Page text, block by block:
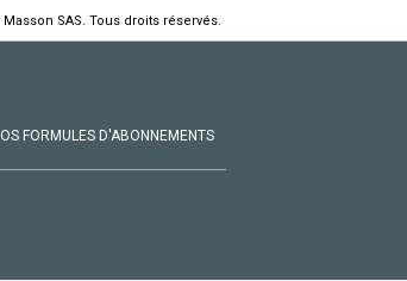
SAS. Tous droits réservés.
FORMULES D'ABONNEMENTS